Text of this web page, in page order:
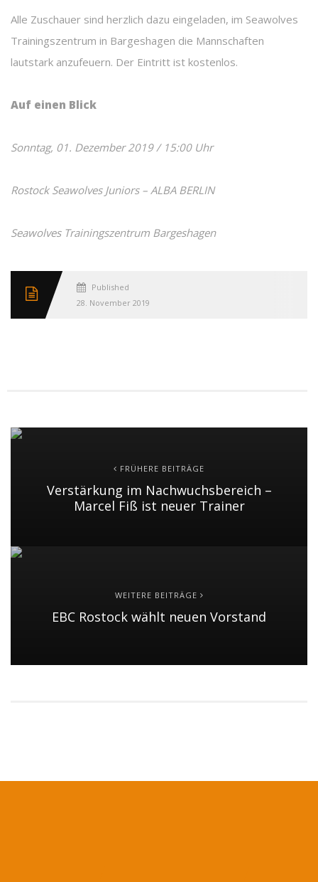
Alle Zuschauer sind herzlich dazu eingeladen, im Seawolves
Trainingszentrum in Bargeshagen die Mannschaften
lautstark anzufeuern. Der Eintritt ist kostenlos.
Auf einen Blick
Sonntag, 01. Dezember 2019 / 15:00 Uhr
Rostock Seawolves Juniors – ALBA BERLIN
Seawolves Trainingszentrum Bargeshagen
Published
28. November 2019
FRÜHERE BEITRÄGE
Verstärkung im Nachwuchsbereich –
Marcel Fiß ist neuer Trainer
WEITERE BEITRÄGE
EBC Rostock wählt neuen Vorstand